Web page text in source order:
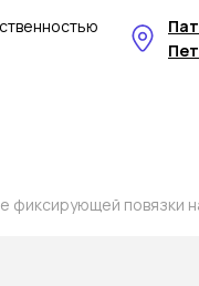
фиксирующей повязки